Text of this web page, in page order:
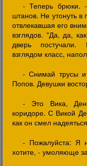
- Теперь брюки.
штанов. Не утонуть в
отвлекавшая его
взглядов. "Да, да,
дверь постучали.
взглядом класс,
- Снимай трусы и
Попов. Девушки
- Это Вика,
коридоре. С Викой
как он смел
- Пожалуйста: Я
хотите, - умоляюще